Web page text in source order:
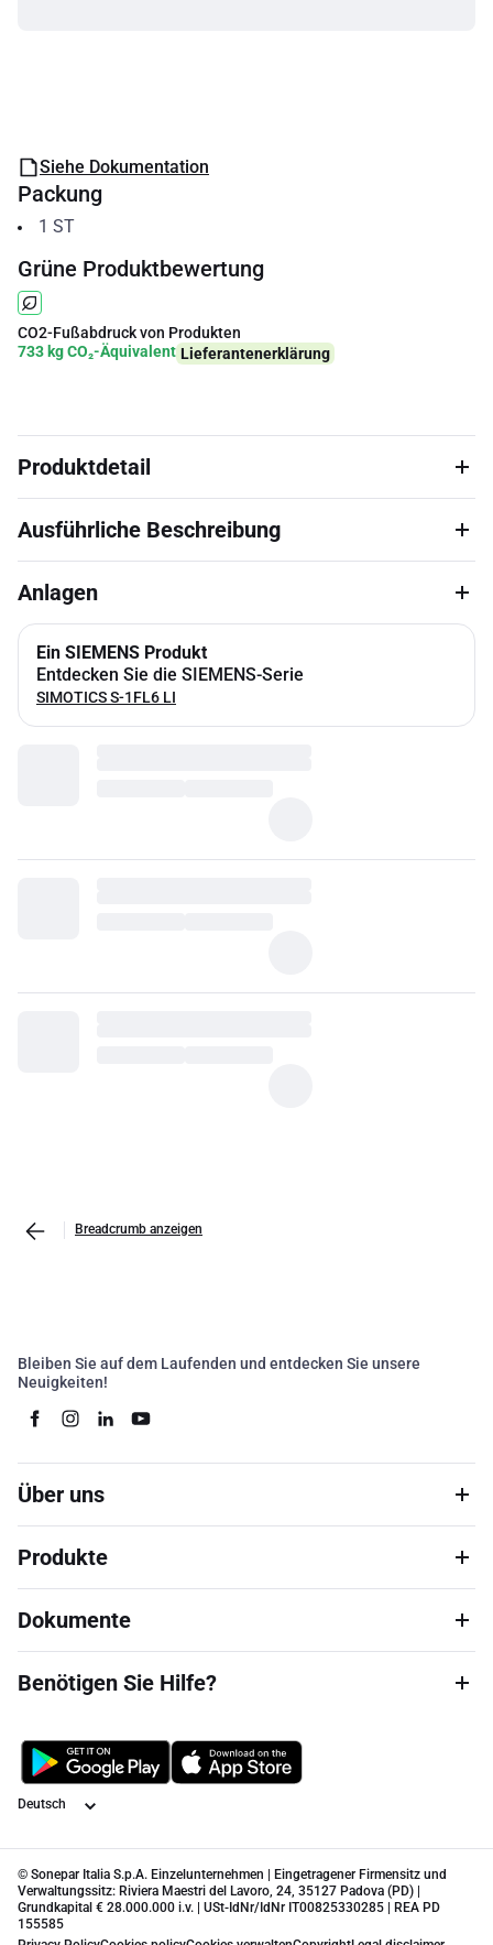
Siehe Dokumentation
Packung
1 ST
Grüne Produktbewertung
CO2-Fußabdruck von Produkten
733 kg CO₂-Äquivalent Lieferantenerklärung
Produktdetail
Ausführliche Beschreibung
Anlagen
Ein SIEMENS Produkt
Entdecken Sie die SIEMENS-Serie
SIMOTICS S-1FL6 LI
Breadcrumb anzeigen
Bleiben Sie auf dem Laufenden und entdecken Sie unsere
Neuigkeiten!
Über uns
Produkte
Dokumente
Benötigen Sie Hilfe?
Sprache
© Sonepar Italia S.p.A. Einzelunternehmen | Eingetragener Firmensitz und
Verwaltungssitz: Riviera Maestri del Lavoro, 24, 35127 Padova (PD) |
Grundkapital € 28.000.000 i.v. | USt-IdNr/IdNr IT00825330285 | REA PD
155585